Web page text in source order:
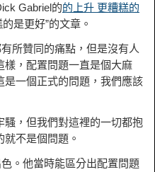
Gabriel的的上升 更糟糕的
是更好”的文章。
所贊同的痛點，但是沒有人
樣，配置問題一直是個大麻
一個正式的問題，我們應該
騷，但我們對這裡的一切都抱
不是個問題。
。他當時能區分出配置問題